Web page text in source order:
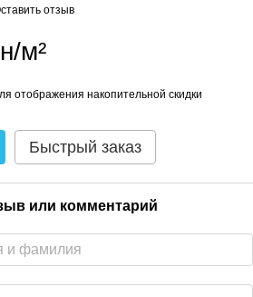
отзыв
м²
отображения накопительной скидки
Быстрый заказ
или комментарий